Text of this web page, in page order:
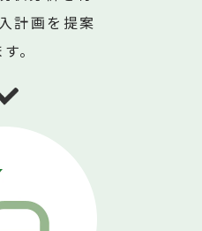
計画を提案
。